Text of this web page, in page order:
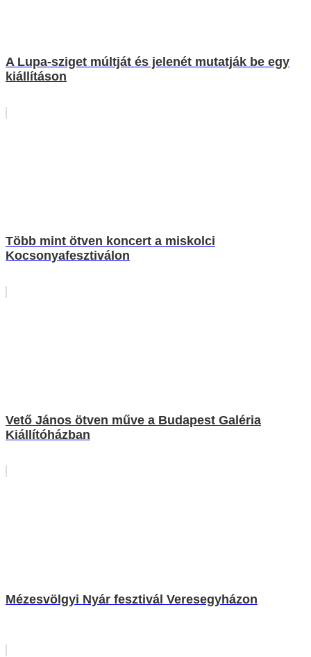
A Lupa-sziget múltját és jelenét mutatják be egy
kiállításon
Több mint ötven koncert a miskolci
Kocsonyafesztiválon
Vető János ötven műve a Budapest Galéria
Kiállítóházban
Mézesvölgyi Nyár fesztivál Veresegyházon